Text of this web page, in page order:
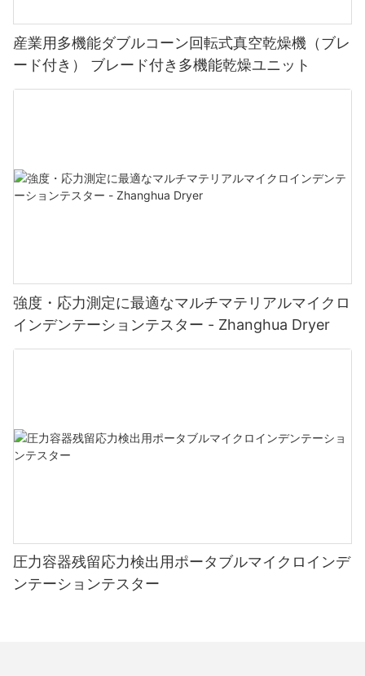
産業用多機能ダブルコーン回転式真空乾燥機（ブレ
ード付き） ブレード付き多機能乾燥ユニット
強度・応力測定に最適なマルチマテリアルマイクロ
インデンテーションテスター - Zhanghua Dryer
圧力容器残留応力検出用ポータブルマイクロインデ
ンテーションテスター